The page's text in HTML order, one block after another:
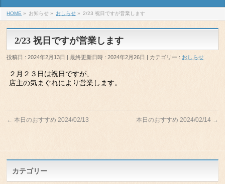
HOME » お知らせ » おしらせ » 2/23 祝日ですが営業します
2/23 祝日ですが営業します
投稿日 : 2024年2月13日 最終更新日時 : 2024年2月26日 カテゴリー : おしらせ
２月２３日は祝日ですが、
店主の気まぐれにより営業します。
← 本日のおすすめ 2024/02/13 本日のおすすめ 2024/02/14 →
カテゴリー